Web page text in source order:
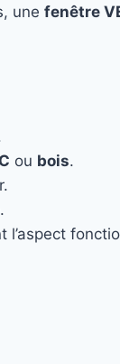
une fenêtre
ou bois.
.
l’aspect